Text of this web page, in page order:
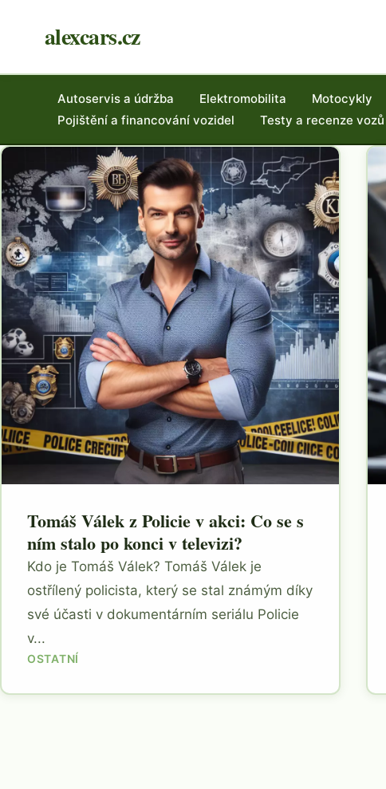
alexcars.cz
Autoservis a údržba Elektromobilita Motocykly
Pojištění a financování vozidel
Testy a recenze vozů
Tomáš Válek z Policie v akci: Co se s
ním stalo po konci v televizi?
Kdo je Tomáš Válek? Tomáš Válek je
ostřílený policista, který se stal známým díky
své účasti v dokumentárním seriálu Policie
v...
OSTATNÍ